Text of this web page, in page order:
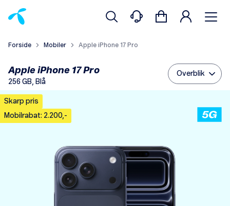
Forside Mobiler Apple iPhone 17 Pro
Apple iPhone 17 Pro
256 GB, Blå
Overblik
Skarp pris
Mobilrabat: 2.200,-